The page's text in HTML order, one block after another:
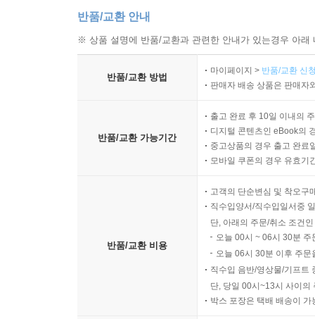
반품/교환 안내
※ 상품 설명에 반품/교환과 관련한 안내가 있는경우 아
반품/교환 방법
마이페이지 > 반품/교환 신
판매자 배송 상품은 판매자
반품/교환 가능기간
출고 완료 후 10일 이내의
디지털 콘텐츠인 eBook의
중고상품의 경우 출고 완료
모바일 쿠폰의 경우 유효기
반품/교환 비용
고객의 단순변심 및 착오구
직수입양서/직수입일서중
단, 아래의 주문/취소 조건
오늘 00시 ~ 06시 30분
오늘 06시 30분 이후 주
직수입 음반/영상물/기프트
단, 당일 00시~13시 사이의
박스 포장은 택배 배송이